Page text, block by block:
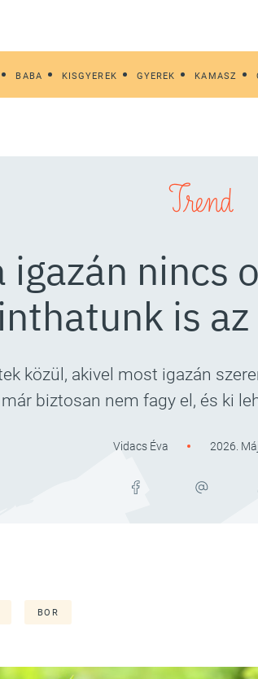
BABA KISGYEREK GYEREK KAMASZ
Trend
igazán nincs
is az
közül, akivel most igazán
biztosan nem fagy el, és ki
Vidacs Éva 2026.
BOR